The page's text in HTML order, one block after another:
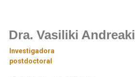
Dra. Vasiliki Andreaki
Investigadora
postdoctoral